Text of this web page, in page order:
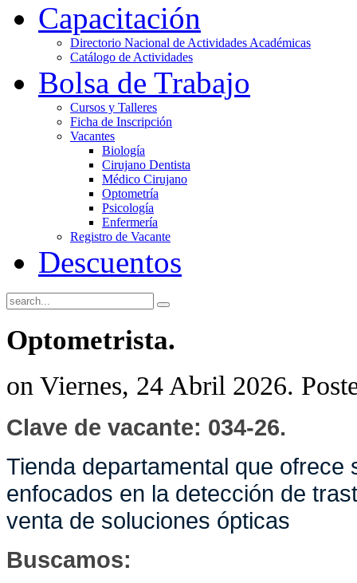
Capacitación
Directorio Nacional de Actividades Académicas
Catálogo de Actividades
Bolsa de Trabajo
Cursos y Talleres
Ficha de Inscripción
Vacantes
Biología
Cirujano Dentista
Médico Cirujano
Optometría
Psicología
Enfermería
Registro de Vacante
Descuentos
Optometrista.
on Viernes, 24 Abril 2026.
Clave de vacante: 034-26.
Tienda departamental que ofrece
enfocados en la detección de
venta de soluciones ópticas
Buscamos: